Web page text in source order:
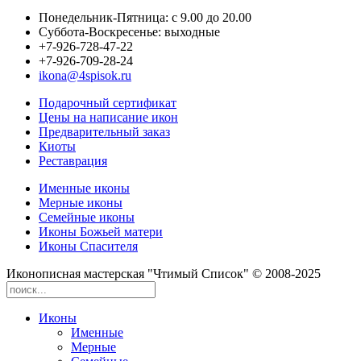
Понедельник-Пятница: с 9.00 до 20.00
Суббота-Воскресенье: выходные
+7-926-728-47-22
+7-926-709-28-24
ikona@4spisok.ru
Подарочный сертификат
Цены на написание икон
Предварительный заказ
Киоты
Реставрация
Именные иконы
Мерные иконы
Семейные иконы
Иконы Божьей матери
Иконы Спасителя
Иконописная мастерская "Чтимый Список" © 2008-2025
Иконы
Именные
Мерные